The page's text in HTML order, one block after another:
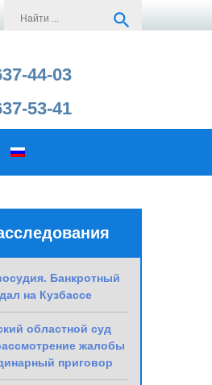
search
44-03
53-41
Банкротный
на Кузбассе
областной суд
жалобы
приговор